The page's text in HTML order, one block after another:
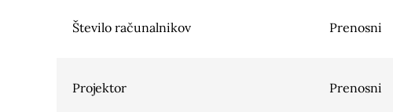
Število računalnikov Prenosni
Projektor Prenosni